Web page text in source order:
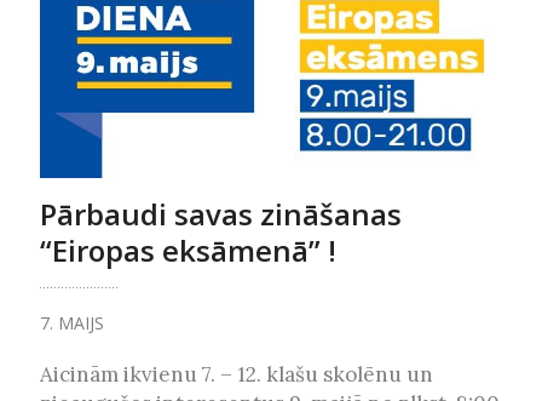
Pārbaudi savas zināšanas
“Eiropas eksāmenā” !
7. MAIJS
Aicinām ikvienu 7. – 12. klašu skolēnu un